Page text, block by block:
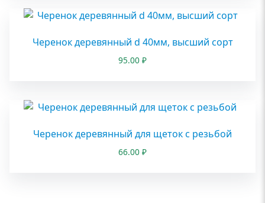
Черенок деревянный d 40мм, высший сорт
95.00 ₽
Черенок деревянный для щеток с резьбой
66.00 ₽